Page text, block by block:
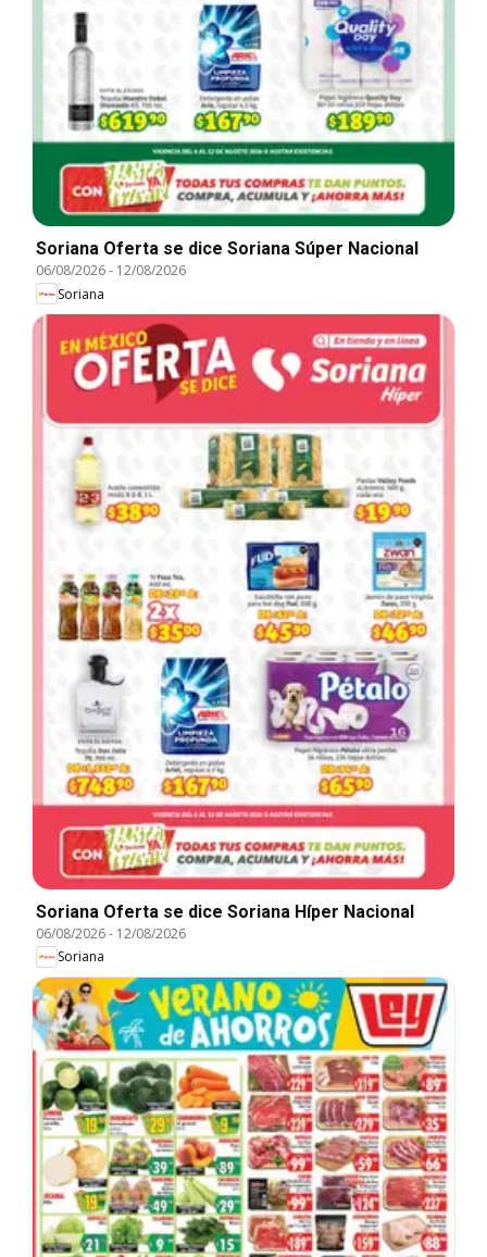
Soriana Oferta se dice Soriana Súper Nacional
06/08/2026- 12/08/2026
Soriana
Soriana Oferta se dice Soriana Híper Nacional
06/08/2026- 12/08/2026
Soriana